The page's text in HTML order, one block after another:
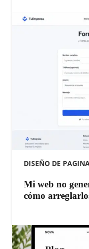
DISEÑO DE
Mi web no
cómo